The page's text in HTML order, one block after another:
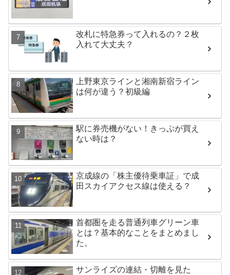
改札に特急券って入れるの？２枚
入れて大丈夫？
上野東京ラインと湘南新宿ライン
は何が違う？初級編
駅に券売機がない！きっぷが買え
ない時は？
京成線の「株主優待乗車証」で成
田スカイアクセス線は使える？
首都圏を走る普通列車グリーン車
とは？基本的なことをまとめまし
た。
サンライズの連結・切離を見た